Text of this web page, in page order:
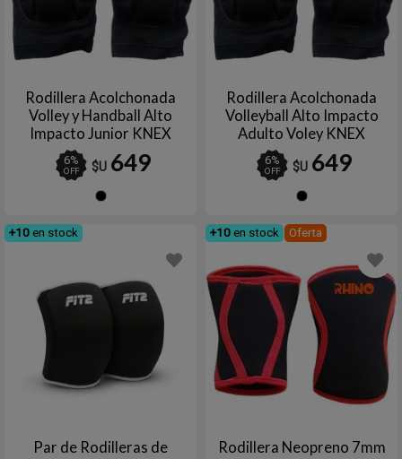
Rodillera Acolchonada
Volley y Handball Alto
Impacto Junior KNEX
6%
OFF $U 649
Rodillera Acolchonada
Volleyball Alto Impacto
Adulto Voley KNEX
6%
OFF $U 649
+10 en stock
Par de Rodilleras de
+10 en stock Oferta
Rodillera Neopreno 7mm